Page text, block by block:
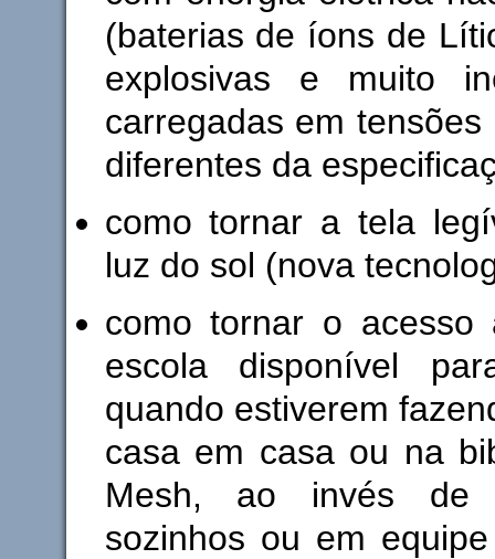
(baterias de íons de
explosivas e muito
carregadas em tensões
diferentes da
como tornar a tela
luz do sol (nova
como tornar o acesso
escola disponível
quando estiverem
casa em casa ou na
Mesh, ao invés de
sozinhos ou em